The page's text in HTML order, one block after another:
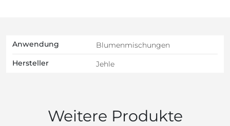
Anwendung
Blumenmischungen
Hersteller
Jehle
Weitere Produkte